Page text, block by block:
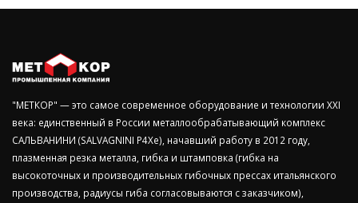
"МЕТКОР" — это самое современное оборудование и технологии ХХI
века: единственный в России металлообрабатывающий комплекс
САЛЬВАНИНИ (SALVAGNINI P4Xe), начавший работу в 2012 году,
плазменная резка металла, гибка и штамповка (гибка на
высокоточных и производительных гибочных прессах итальянского
производства, радиусы гиба согласовываются с заказчиком),